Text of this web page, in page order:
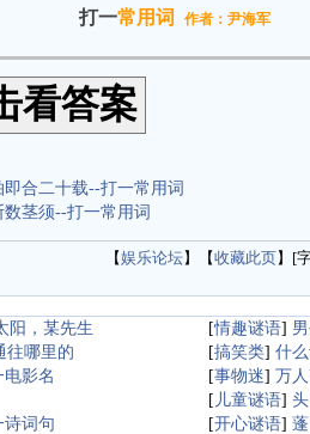
打一常用词 作者：尹海军
即合二十载--打一常用词
数茎须--打一常用词
【娱乐论坛】【收藏此页】[
阳，某先生 [情趣谜语]
往哪里的 [搞笑类] 什
影名 [事物迷] 万
[ 儿童谜语]
诗词句 [开心谜语]